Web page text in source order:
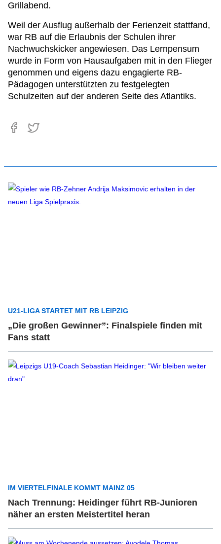
Grillabend.
Weil der Ausflug außerhalb der Ferienzeit stattfand,
war RB auf die Erlaubnis der Schulen ihrer
Nachwuchskicker angewiesen. Das Lernpensum
wurde in Form von Hausaufgaben mit in den Flieger
genommen und eigens dazu engagierte RB-
Pädagogen unterstützten zu festgelegten
Schulzeiten auf der anderen Seite des Atlantiks.
U21-LIGA STARTET MIT RB LEIPZIG
„Die großen Gewinner”: Finalspiele finden mit
Fans statt
IM VIERTELFINALE KOMMT MAINZ 05
Nach Trennung: Heidinger führt RB-Junioren
näher an ersten Meistertitel heran